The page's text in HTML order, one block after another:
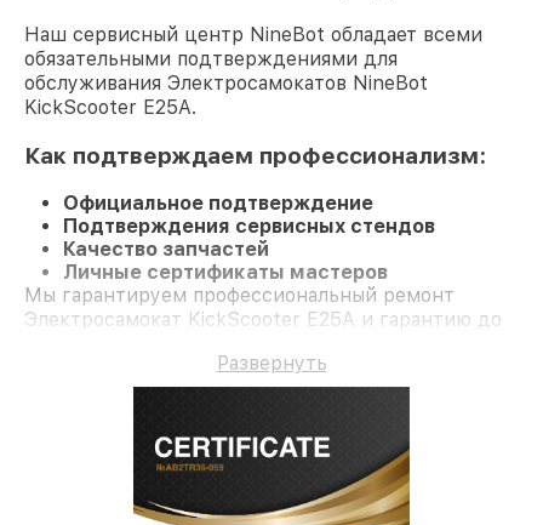
Наш сервисный центр NineBot обладает всеми
обязательными подтверждениями для
обслуживания Электросамокатов NineBot
KickScooter E25A.
Как подтверждаем профессионализм:
Официальное подтверждение
Подтверждения сервисных стендов
Качество запчастей
Личные сертификаты мастеров
Мы гарантируем профессиональный ремонт
Электросамокат KickScooter E25A и гарантию до
Развернуть